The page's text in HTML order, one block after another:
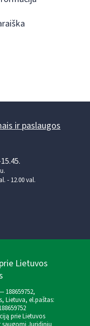
ir paslaugos
- 12.00 val.
Lietuvos
188659752,
Lietuva, el.paštas:
prie Lietuvos